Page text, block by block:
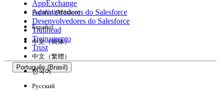
Experiência
AppExchange
Administradores do Salesforce
Desenvolvedores do Salesforce
Trailhead
Treinamento
Trust
Português (Brasil)
Español (México)
Español
中文（简体）
中文（繁體）
한국어
Русский